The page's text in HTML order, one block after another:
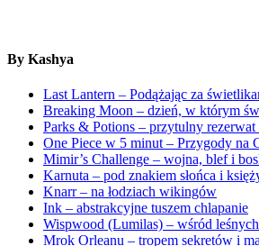
By Kashya
Last Lantern – Podążając za
Breaking Moon – dzień, w którym
Parks & Potions – przytulny rezerwat
One Piece w 5 minut – Przygody na
Mimir’s Challenge – wojna, blef i
Karnuta – pod znakiem słońca i
Knarr – na łodziach wikingów
Ink – abstrakcyjne tuszem chlapanie
Wispwood (Lumilas) – wśród
Mrok Orleanu – tropem sekretów i